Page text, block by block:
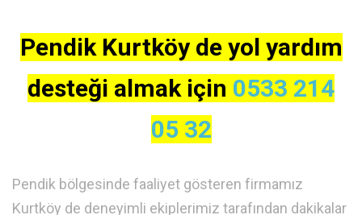
Pendik Kurtköy de yol yardım
desteği almak için 0533 214
05 32
Pendik bölgesinde faaliyet gösteren firmamız
Kurtköy de deneyimli ekiplerimiz tarafından dakikalar